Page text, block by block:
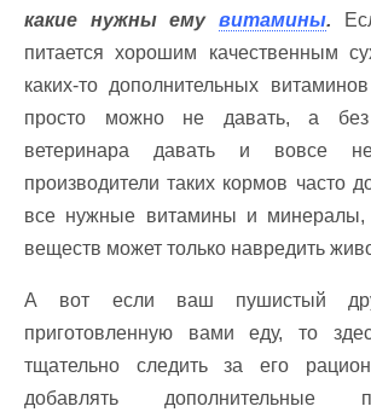
какие нужны ему витамины.
питается хорошим качественным
каких-то дополнительных
просто можно не давать, а без
ветеринара давать и вовсе
производители таких кормов часто
все нужные витамины и минералы,
веществ может только навредить
А вот если ваш пушистый
приготовленную вами еду, то
тщательно следить за его
добавлять дополнительные